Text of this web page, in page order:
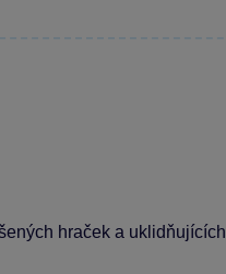
hraček a uklidňujících